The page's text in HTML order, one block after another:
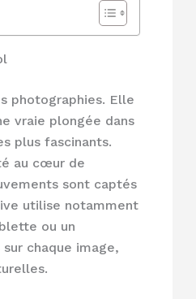
photographies. Elle
vraie plongée dans
plus fascinants.
au cœur de
sont captés
utilise notamment
ou un
chaque image,